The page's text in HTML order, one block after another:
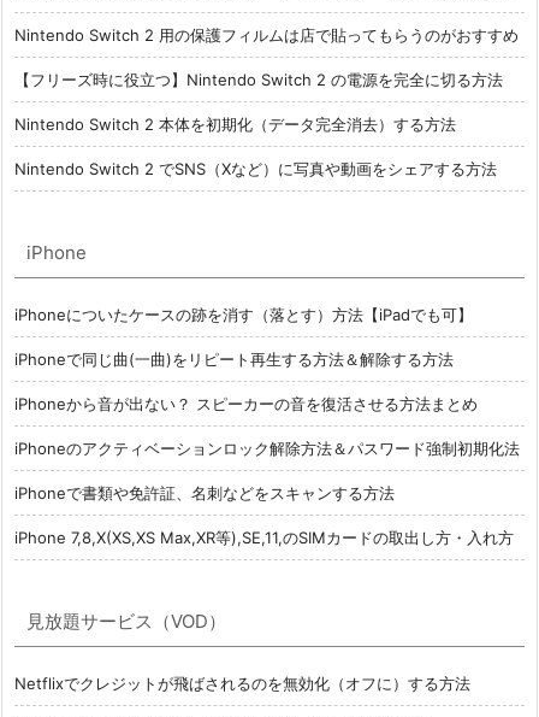
Nintendo Switch 2 用の保護フィルムは店で貼ってもらうのがおすすめ
【フリーズ時に役立つ】Nintendo Switch 2 の電源を完全に切る方法
Nintendo Switch 2 本体を初期化（データ完全消去）する方法
Nintendo Switch 2 でSNS（Xなど）に写真や動画をシェアする方法
iPhone
iPhoneについたケースの跡を消す（落とす）方法【iPadでも可】
iPhoneで同じ曲(一曲)をリピート再生する方法＆解除する方法
iPhoneから音が出ない？ スピーカーの音を復活させる方法まとめ
iPhoneのアクティベーションロック解除方法＆パスワード強制初期化法
iPhoneで書類や免許証、名刺などをスキャンする方法
iPhone 7,8,X(XS,XS Max,XR等),SE,11,のSIMカードの取出し方・入れ方
見放題サービス（VOD）
Netflixでクレジットが飛ばされるのを無効化（オフに）する方法